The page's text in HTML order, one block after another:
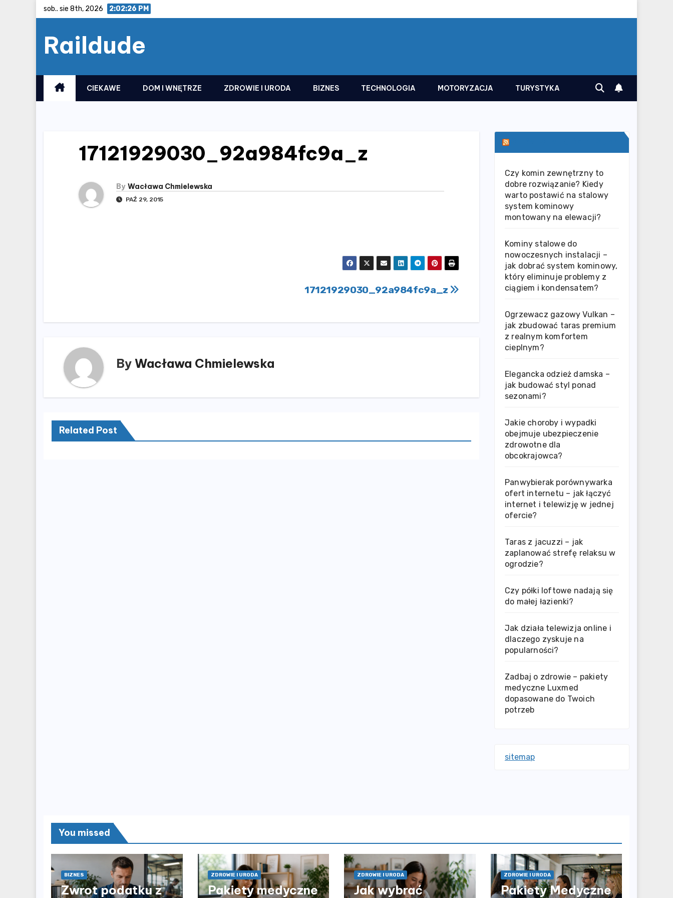
sob.. sie 8th, 2026 2:02:27 PM
Raildude
CIEKAWE DOM I WNĘTRZE ZDROWIE I URODA BIZNES TECHNOLOGIA MOTORYZACJA TURYSTYKA
17121929030_92a984fc9a_z
By Wacława Chmielewska
PAŹ 29, 2015
17121929030_92a984fc9a_z
By Wacława Chmielewska
Related Post
Czy komin zewnętrzny to
dobre rozwiązanie? Kiedy
warto postawić na stalowy
system kominowy
montowany na elewacji?
Kominy stalowe do
nowoczesnych instalacji –
jak dobrać system kominowy,
który eliminuje problemy z
ciągiem i kondensatem?
Ogrzewacz gazowy Vulkan –
jak zbudować taras premium
z realnym komfortem
cieplnym?
Elegancka odzież damska –
jak budować styl ponad
sezonami?
Jakie choroby i wypadki
obejmuje ubezpieczenie
zdrowotne dla
obcokrajowca?
Panwybierak porównywarka
ofert internetu – jak łączyć
internet i telewizję w jednej
ofercie?
Taras z jacuzzi – jak
zaplanować strefę relaksu w
ogrodzie?
Czy półki loftowe nadają się
do małej łazienki?
Jak działa telewizja online i
dlaczego zyskuje na
popularności?
Zadbaj o zdrowie – pakiety
medyczne Luxmed
dopasowane do Twoich
potrzeb
sitemap
You missed
BIZNES
Zwrot podatku z
ZDROWIE I URODA
Pakiety medyczne
ZDROWIE I URODA
Jak wybrać
ZDROWIE I URODA
Pakiety Medyczne